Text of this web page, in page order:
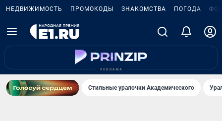
НЕДВИЖИМОСТЬ ПРОМОКОДЫ ЗНАКОМСТВА ПОГОДА
Стильные уралочки Академического